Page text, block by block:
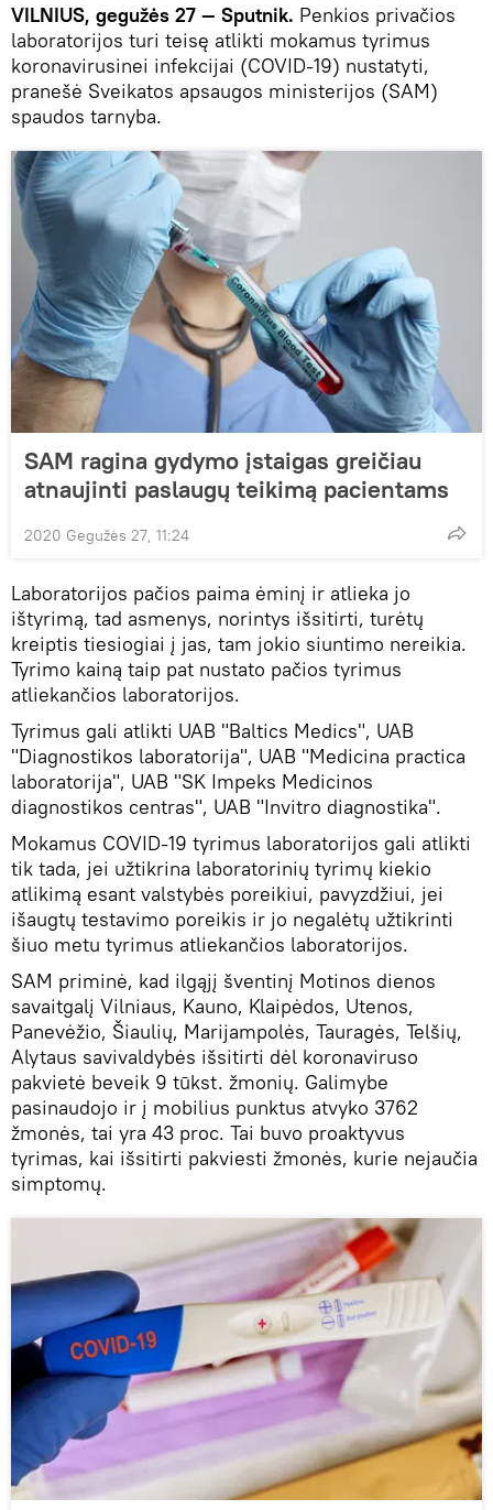
VILNIUS, gegužės 27 — Sputnik. Penkios privačios
laboratorijos turi teisę atlikti mokamus tyrimus
koronavirusinei infekcijai (COVID-19) nustatyti,
pranešė Sveikatos apsaugos ministerijos (SAM)
spaudos tarnyba.
SAM ragina gydymo įstaigas greičiau
atnaujinti paslaugų teikimą pacientams
2020 Gegužės 27, 11:24
Laboratorijos pačios paima ėminį ir atlieka jo
ištyrimą, tad asmenys, norintys išsitirti, turėtų
kreiptis tiesiogiai į jas, tam jokio siuntimo nereikia.
Tyrimo kainą taip pat nustato pačios tyrimus
atliekančios laboratorijos.
Tyrimus gali atlikti UAB "Baltics Medics", UAB
"Diagnostikos laboratorija", UAB "Medicina practica
laboratorija", UAB "SK Impeks Medicinos
diagnostikos centras", UAB "Invitro diagnostika".
Mokamus COVID-19 tyrimus laboratorijos gali atlikti
tik tada, jei užtikrina laboratorinių tyrimų kiekio
atlikimą esant valstybės poreikiui, pavyzdžiui, jei
išaugtų testavimo poreikis ir jo negalėtų užtikrinti
šiuo metu tyrimus atliekančios laboratorijos.
SAM priminė, kad ilgąjį šventinį Motinos dienos
savaitgalį Vilniaus, Kauno, Klaipėdos, Utenos,
Panevėžio, Šiaulių, Marijampolės, Tauragės, Telšių,
Alytaus savivaldybės išsitirti dėl koronaviruso
pakvietė beveik 9 tūkst. žmonių. Galimybe
pasinaudojo ir į mobilius punktus atvyko 3762
žmonės, tai yra 43 proc. Tai buvo proaktyvus
tyrimas, kai išsitirti pakviesti žmonės, kurie nejaučia
simptomų.